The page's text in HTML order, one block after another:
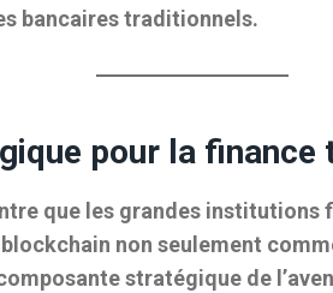
bancaires traditionnels.
pour la finance
que les grandes institutions
non seulement
stratégique de